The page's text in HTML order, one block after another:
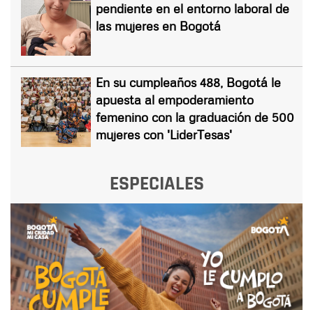
pendiente en el entorno laboral de
las mujeres en Bogotá
En su cumpleaños 488, Bogotá le
apuesta al empoderamiento
femenino con la graduación de 500
mujeres con 'LiderTesas'
ESPECIALES